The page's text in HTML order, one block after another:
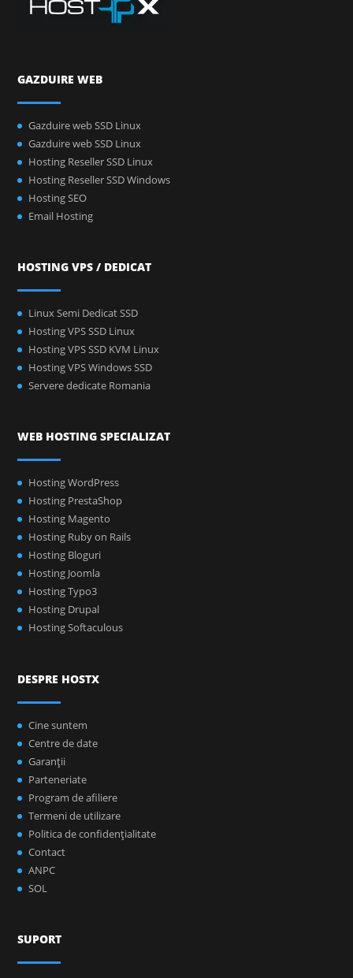
GAZDUIRE WEB
Gazduire web SSD Linux
Gazduire web SSD Linux
Hosting Reseller SSD Linux
Hosting Reseller SSD Windows
Hosting SEO
Email Hosting
HOSTING VPS / DEDICAT
Linux Semi Dedicat SSD
Hosting VPS SSD Linux
Hosting VPS SSD KVM Linux
Hosting VPS Windows SSD
Servere dedicate Romania
WEB HOSTING SPECIALIZAT
Hosting WordPress
Hosting PrestaShop
Hosting Magento
Hosting Ruby on Rails
Hosting Bloguri
Hosting Joomla
Hosting Typo3
Hosting Drupal
Hosting Softaculous
DESPRE HOSTX
Cine suntem
Centre de date
Garanţii
Parteneriate
Program de afiliere
Termeni de utilizare
Politica de confidenţialitate
Contact
ANPC
SOL
SUPORT